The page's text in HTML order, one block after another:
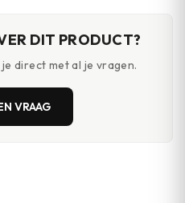
DIT PRODUCT?
direct met al je vragen.
VRAAG